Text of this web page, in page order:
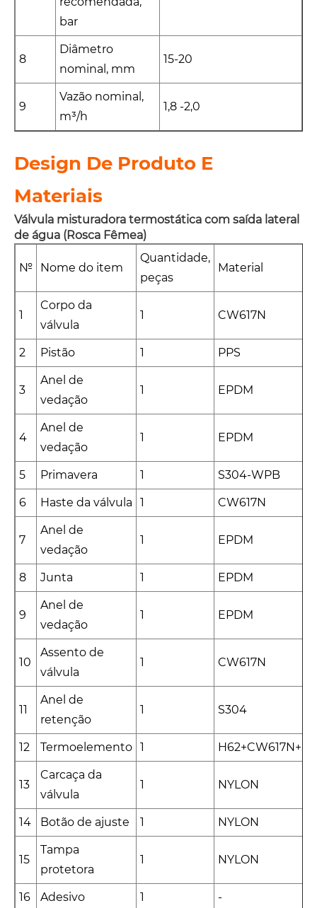
bar
8
Diâmetro
nominal, mm
15-20
9
Vazão nominal,
m³/h
1,8 -2,0
Design De Produto E
Materiais
Válvula misturadora termostática com saída lateral
de água (Rosca Fêmea)
№ Nome do item
Quantidade,
peças
Material
1
Corpo da
válvula
1 CW617N
2 Pistão 1 PPS
3
Anel de
vedação
1 EPDM
4
Anel de
vedação
1 EPDM
5 Primavera 1 S304-WPB
6 Haste da válvula 1 CW617N
7
Anel de
vedação
1 EPDM
8 Junta 1 EPDM
9
Anel de
vedação
1 EPDM
10
Assento de
válvula
1 CW617N
11
Anel de
retenção
1 S304
12 Termoelemento 1
13
Carcaça da
válvula
1 NYLON
14 Botão de ajuste 1 NYLON
15
Tampa
protetora
1 NYLON
16 Adesivo 1 -